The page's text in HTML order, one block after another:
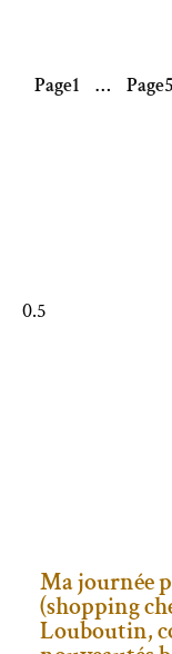
Page1 … Page5
Ma journée
(shopping
Louboutin,